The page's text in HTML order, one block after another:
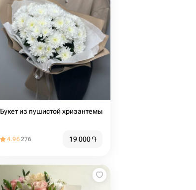
Букет из пушистой хризантемы
4.96276 19 000֏